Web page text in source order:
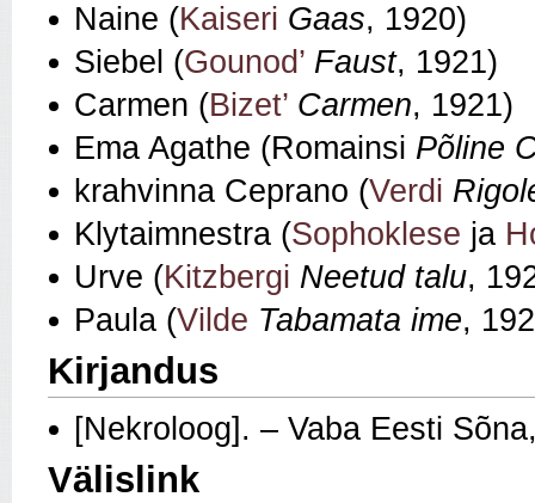
Naine (Kaiseri Gaas, 1920)
Siebel (Gounod’ Faust, 1921)
Carmen (Bizet’ Carmen, 1921)
Ema Agathe (Romainsi Põline
krahvinna Ceprano (Verdi
Klytaimnestra (Sophoklese ja
Urve (Kitzbergi Neetud talu,
Paula (Vilde Tabamata ime,
Kirjandus
[Nekroloog]. – Vaba Eesti
Välislink